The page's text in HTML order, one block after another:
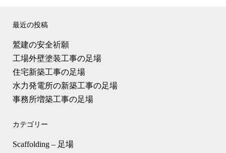
最近の投稿
鷲建の安全祈願
工場外壁塗装工事の足場
住宅新築工事の足場
水力発電所の新築工事の足場
事務所増築工事の足場
カテゴリー
Scaffolding – 足場